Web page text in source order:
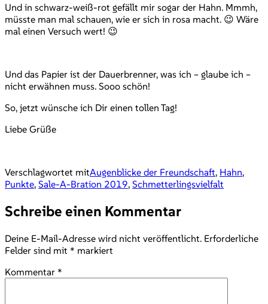
Und in schwarz-weiß-rot gefällt mir sogar der Hahn. Mmmh,
müsste man mal schauen, wie er sich in rosa macht. 😉 Wäre
mal einen Versuch wert! 😉
Und das Papier ist der Dauerbrenner, was ich – glaube ich –
nicht erwähnen muss. Sooo schön!
So, jetzt wünsche ich Dir einen tollen Tag!
Liebe Grüße
Verschlagwortet mitAugenblicke der Freundschaft, Hahn,
Punkte, Sale-A-Bration 2019, Schmetterlingsvielfalt
Schreibe einen Kommentar
Deine E-Mail-Adresse wird nicht veröffentlicht. Erforderliche
Felder sind mit * markiert
Kommentar *